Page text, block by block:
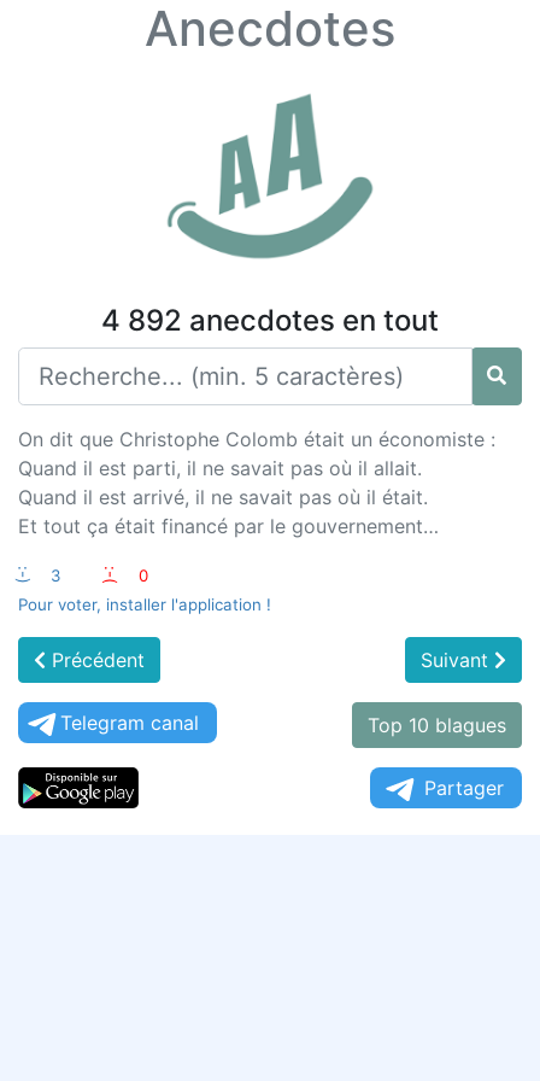
Anecdotes
4 892 anecdotes en tout
On dit que Christophe Colomb était un économiste :
Quand il est parti, il ne savait pas où il allait.
Quand il est arrivé, il ne savait pas où il était.
Et tout ça était financé par le gouvernement…
:-) 3 :-(
0
Pour voter, installer l'application !
Précédent Suivant
Telegram canal Top 10 blagues
Partager